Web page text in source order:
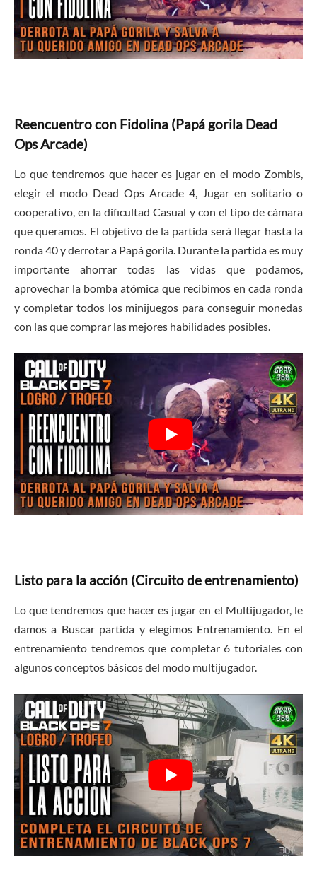
Reencuentro con Fidolina (Papá gorila Dead
Ops Arcade)
Lo que tendremos que hacer es jugar en el modo Zombis,
elegir el modo Dead Ops Arcade 4, Jugar en solitario o
cooperativo, en la dificultad Casual y con el tipo de cámara
que queramos. El objetivo de la partida será llegar hasta la
ronda 40 y derrotar a Papá gorila. Durante la partida es muy
importante ahorrar todas las vidas que podamos,
aprovechar la bomba atómica que recibimos en cada ronda
y completar todos los minijuegos para conseguir monedas
con las que comprar las mejores habilidades posibles.
Listo para la acción (Circuito de entrenamiento)
Lo que tendremos que hacer es jugar en el Multijugador, le
damos a Buscar partida y elegimos Entrenamiento. En el
entrenamiento tendremos que completar 6 tutoriales con
algunos conceptos básicos del modo multijugador.